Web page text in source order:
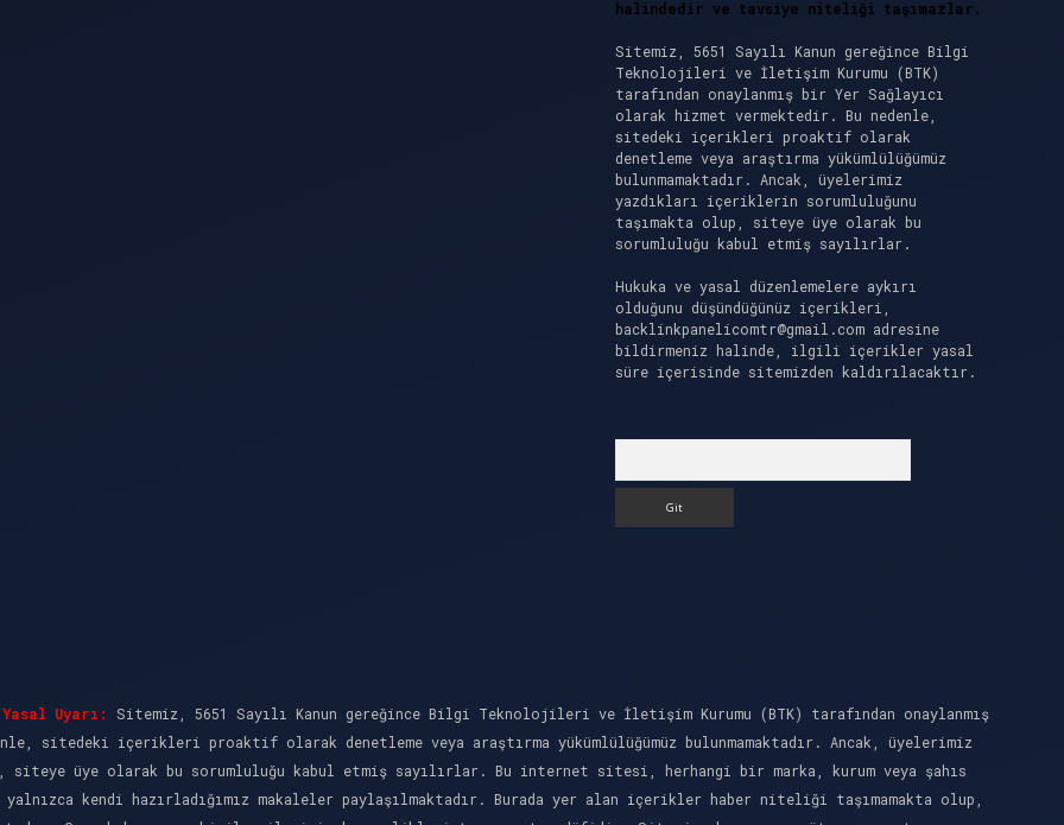
halindedir ve tavsiye niteliği taşımazlar.
Sitemiz, 5651 Sayılı Kanun gereğince Bilgi
Teknolojileri ve İletişim Kurumu (BTK)
tarafından onaylanmış bir Yer Sağlayıcı
olarak hizmet vermektedir. Bu nedenle,
sitedeki içerikleri proaktif olarak
denetleme veya araştırma yükümlülüğümüz
bulunmamaktadır. Ancak, üyelerimiz
yazdıkları içeriklerin sorumluluğunu
taşımakta olup, siteye üye olarak bu
sorumluluğu kabul etmiş sayılırlar.
Hukuka ve yasal düzenlemelere aykırı
olduğunu düşündüğünüz içerikleri,
backlinkpanelicomtr@gmail.comadresine
bildirmeniz halinde, ilgili içerikler yasal
süre içerisinde sitemizden kaldırılacaktır.
Yasal Uyarı:
Sitemiz, 5651 Sayılı Kanun gereğince Bilgi Teknolojileri ve İletişim Kurumu (BTK) tarafından onaylanmış
sitedeki içerikleri proaktif olarak denetleme veya araştırma yükümlülüğümüz bulunmamaktadır. Ancak, üyelerimiz
siteye üye olarak bu sorumluluğu kabul etmiş sayılırlar. Bu internet sitesi, herhangi bir marka, kurum veya şahıs
kendi hazırladığımız makaleler paylaşılmaktadır. Burada yer alan içerikler haber niteliği taşımamakta olup,